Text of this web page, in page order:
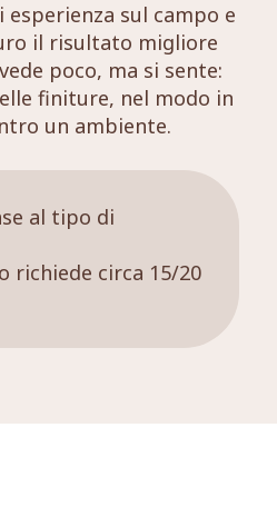
sul campo e
il risultato migliore
poco, ma si sente:
finiture, nel modo in
un ambiente.
al tipo di
richiede circa 15/20